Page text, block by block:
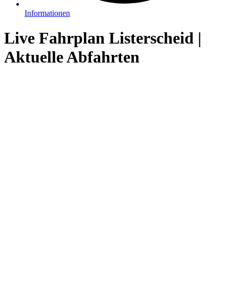
Informationen
Live Fahrplan Listerscheid |
Aktuelle Abfahrten